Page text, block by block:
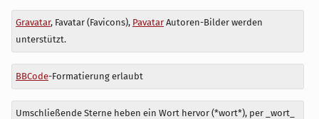
Antwort
zu
Gravatar, Favatar (Favicons), PavatarAutoren-Bilder werden
unterstützt.
BBCode-Formatierung erlaubt
Umschließende Sterne heben ein Wort hervor (*wort*), per _wort_